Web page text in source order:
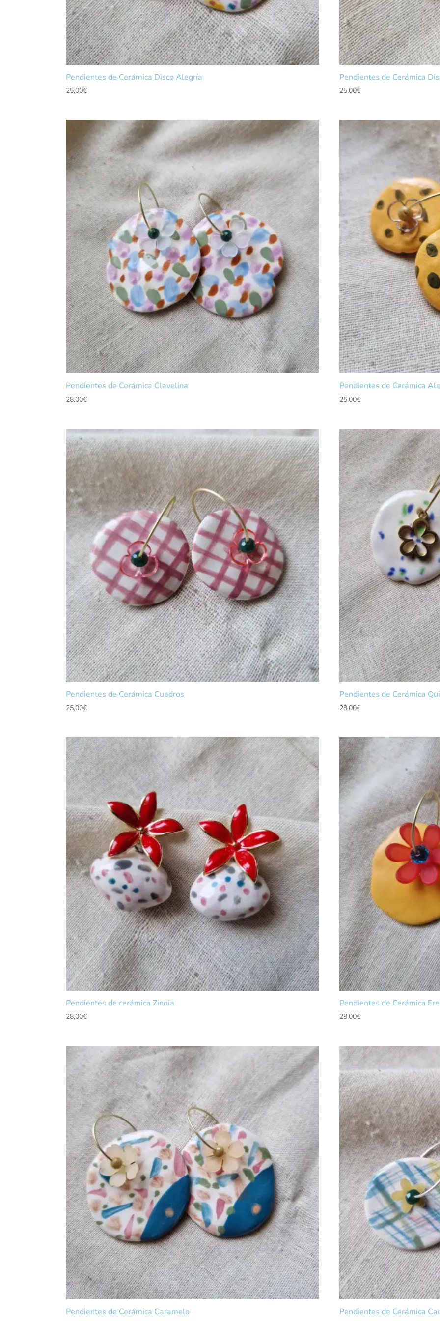
Pendientes de Cerámica Disco Alegría
25,00€
Pendientes de Cerámica
25,00€
Pendientes de Cerámica Clavelina
28,00€
Pendientes de Cerámica
25,00€
Pendientes de Cerámica Cuadros
25,00€
Pendientes de Cerámica
28,00€
Pendientes de cerámica Zinnia
28,00€
Pendientes de Cerámica
28,00€
Pendientes de Cerámica Caramelo Pendientes de Cerámica